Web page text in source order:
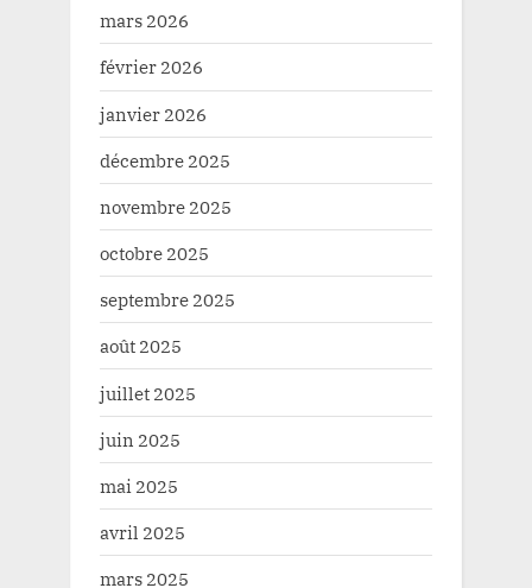
mars 2026
février 2026
janvier 2026
décembre 2025
novembre 2025
octobre 2025
septembre 2025
août 2025
juillet 2025
juin 2025
mai 2025
avril 2025
mars 2025